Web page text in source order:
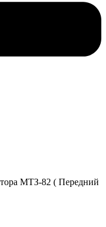
МТЗ-82 ( Передний